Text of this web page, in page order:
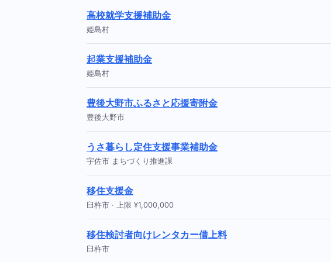
高校就学支援補助金
姫島村
起業支援補助金
姫島村
豊後大野市ふるさと応援寄附金
豊後大野市
うさ暮らし定住支援事業補助金
宇佐市 まちづくり推進課
移住支援金
臼杵市 · 上限 ¥1,000,000
移住検討者向けレンタカー借上料
臼杵市